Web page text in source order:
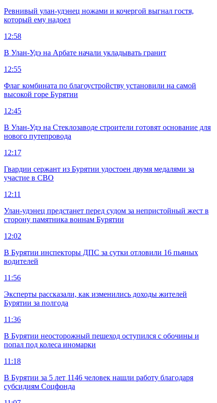
Ревнивый улан-удэнец ножами и кочергой выгнал гостя,
который ему надоел
12:58
В Улан-Удэ на Арбате начали укладывать гранит
12:55
Флаг комбината по благоустройству установили на самой
высокой горе Бурятии
12:45
В Улан-Удэ на Стеклозаводе строители готовят основание для
нового путепровода
12:17
Гвардии сержант из Бурятии удостоен двумя медалями за
участие в СВО
12:11
Улан-удэнец предстанет перед судом за непристойный жест в
сторону памятника воинам Бурятии
12:02
В Бурятии инспекторы ДПС за сутки отловили 16 пьяных
водителей
11:56
Эксперты рассказали, как изменились доходы жителей
Бурятии за полгода
11:36
В Бурятии неосторожный пешеход оступился с обочины и
попал под колеса иномарки
11:18
В Бурятии за 5 лет 1146 человек нашли работу благодаря
субсидиям Соцфонда